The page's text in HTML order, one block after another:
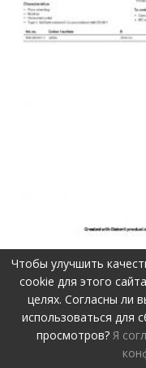
©2019-2026 Visos teisės
Чтобы улучшить
cookie для этого
целях. Согласны ли
использоваться для
просмотров? Я